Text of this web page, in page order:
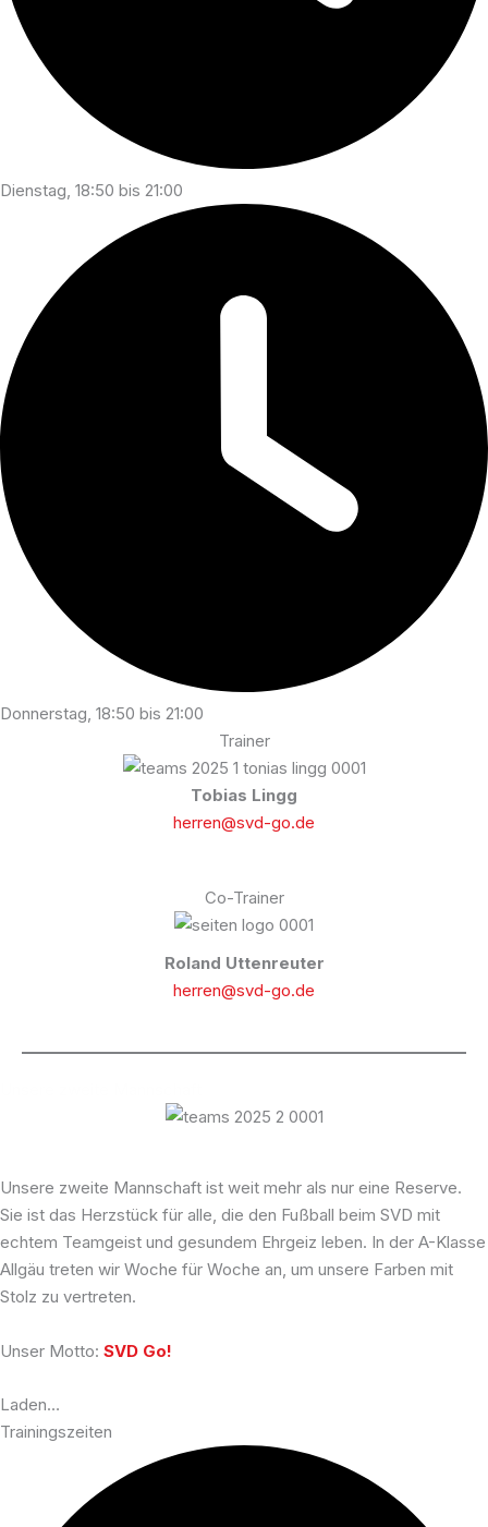
Dienstag, 18:50 bis 21:00
Donnerstag, 18:50 bis 21:00
Trainer
Tobias Lingg
herren@svd-go.de
Co-Trainer
Roland Uttenreuter
herren@svd-go.de
Unsere zweite Mannschaft ist weit mehr als nur eine Reserve.
Sie ist das Herzstück für alle, die den Fußball beim SVD mit
echtem Teamgeist und gesundem Ehrgeiz leben. In der A-Klasse
Allgäu treten wir Woche für Woche an, um unsere Farben mit
Stolz zu vertreten.
Unser Motto: SVD Go!
Laden…
Trainingszeiten